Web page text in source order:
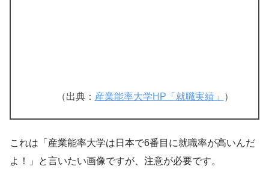
（出典： 産業能率大学HP「就職実績」 ）
これは「産業能率大学は日本で6番目に就職率が高いんだ
よ！」と言いたい画像ですが、注意が必要です。